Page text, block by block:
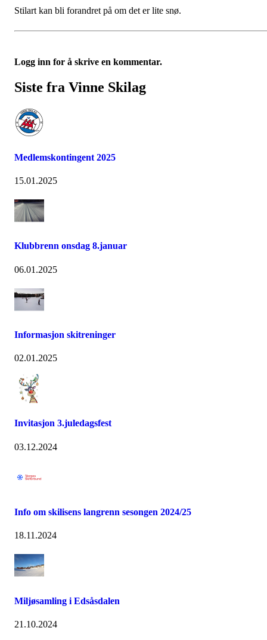
Stilart kan bli forandret på om det er lite snø.
Logg inn for å skrive en kommentar.
Siste fra Vinne Skilag
Medlemskontingent 2025
15.01.2025
Klubbrenn onsdag 8.januar
06.01.2025
Informasjon skitreninger
02.01.2025
Invitasjon 3.juledagsfest
03.12.2024
Info om skilisens langrenn sesongen 2024/25
18.11.2024
Miljøsamling i Edsåsdalen
21.10.2024